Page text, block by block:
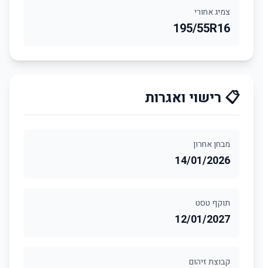
צמיג אחורי
195/55R16
📋 רישוי ואגרות
מבחן אחרון
14/01/2026
תוקף טסט
12/01/2027
קבוצת זיהום